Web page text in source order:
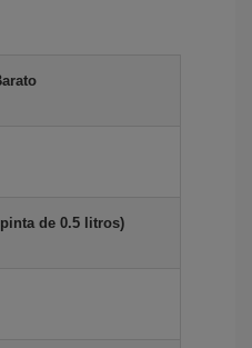
de 0.5 litros)